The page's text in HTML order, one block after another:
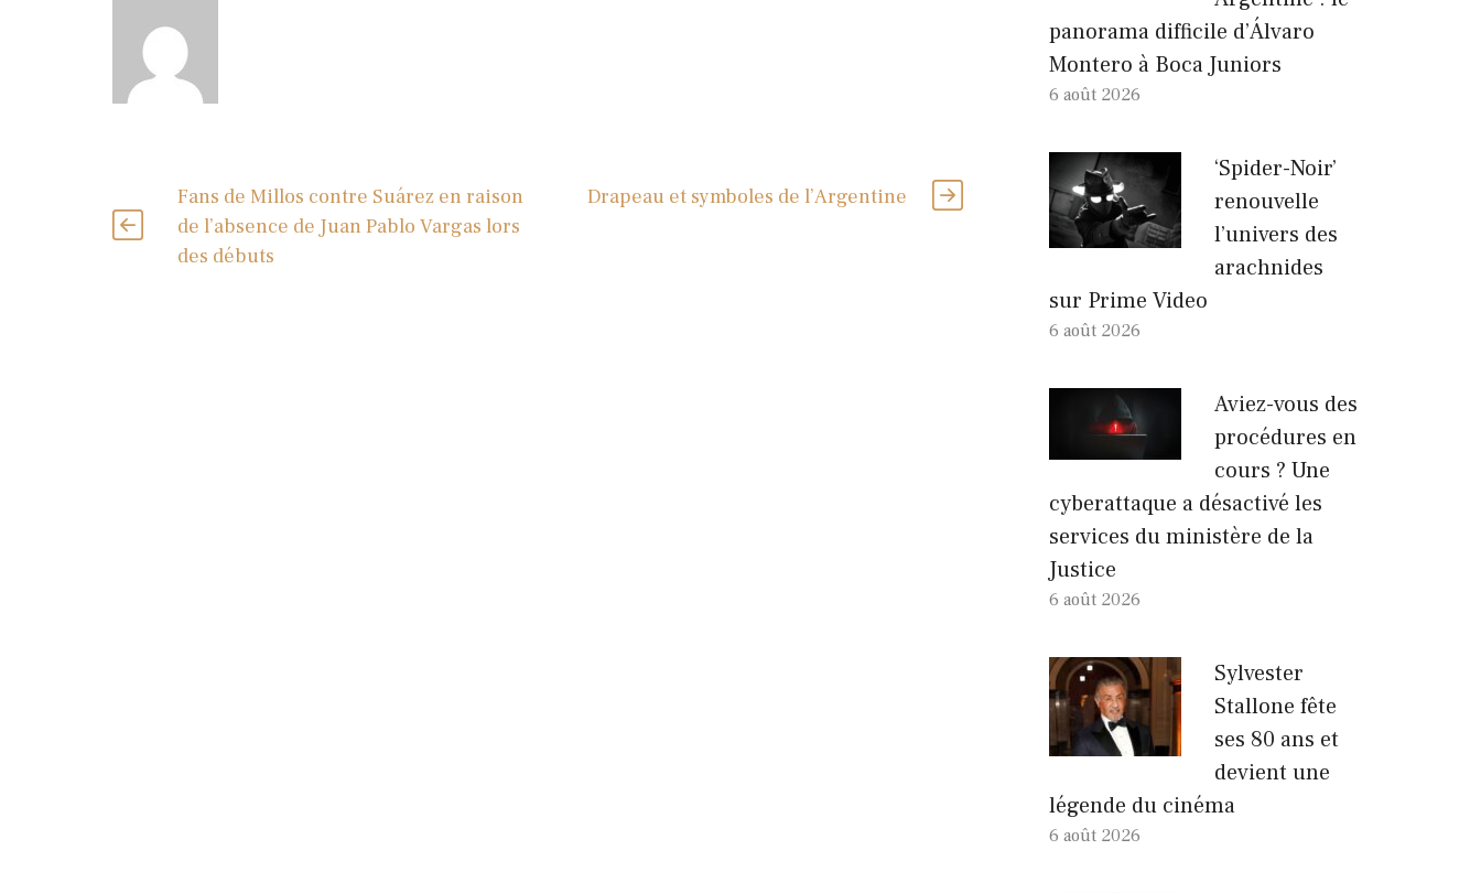
Fans de Millos contre Suárez en raison
de l’absence de Juan Pablo Vargas lors
des débuts
Drapeau et symboles de l’Argentine
panorama difficile d’Álvaro
Montero à Boca Juniors
6 août 2026
‘Spider-Noir’
renouvelle
l’univers des
arachnides
sur Prime Video
6 août 2026
Aviez-vous des
procédures en
cours ? Une
cyberattaque a désactivé les
services du ministère de la
Justice
6 août 2026
Sylvester
Stallone fête
ses 80 ans et
devient une
légende du cinéma
6 août 2026